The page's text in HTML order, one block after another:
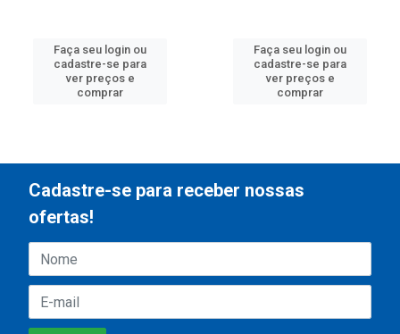
Faça seu login ou
cadastre-se para
ver preços e
comprar
Faça seu login ou
cadastre-se para
ver preços e
comprar
Cadastre-se para receber nossas
ofertas!